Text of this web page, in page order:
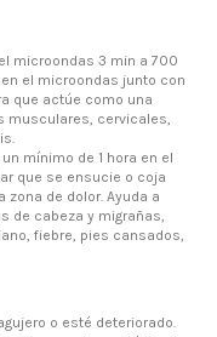
microondas 3 min a 700
el microondas junto con
que actúe como una
musculares, cervicales,
mínimo de 1 hora en el
que se ensucie o coja
zona de dolor. Ayuda a
de cabeza y migrañas,
fiebre, pies cansados,
o esté deteriorado.